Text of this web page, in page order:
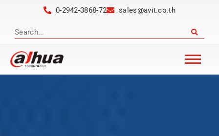
0-2942-3868-72 sales@avit.co.th